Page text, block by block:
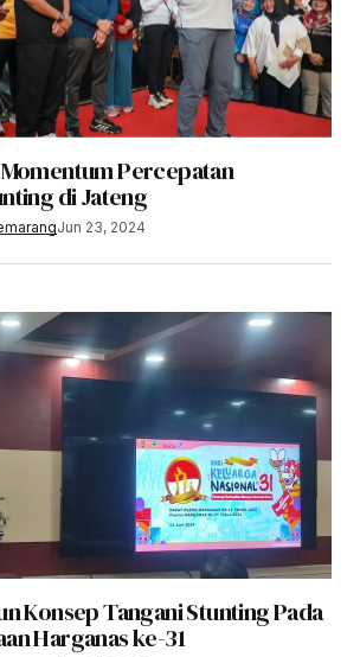
Percepatan
di Jateng
Jun 23, 2024
Konsep Tangani Stunting Pada
Harganas ke-31